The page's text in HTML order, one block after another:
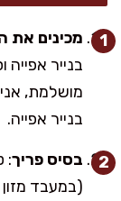
מכינים את
בנייר
מושלמת,
בנייר אפייה.
בסיס פריך:
(במעבד